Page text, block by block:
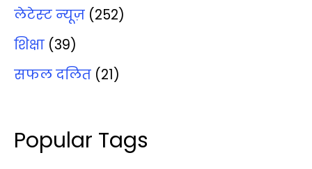
लेटेस्‍ट न्‍यूज़ (252)
शिक्षा (39)
सफल दलित (21)
Popular Tags